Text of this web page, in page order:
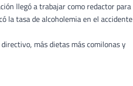
llegó a trabajar como redactor para
la tasa de alcoholemia en el accidente
más dietas más comilonas y